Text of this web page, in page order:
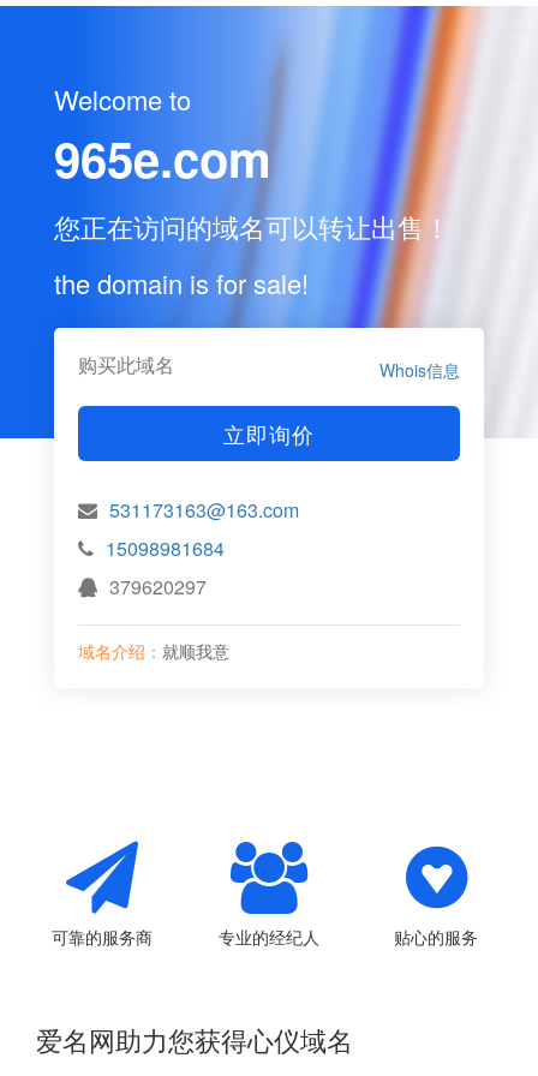
Welcome to
965e.com
您正在访问的域名可以转让出售！
the domain is for sale!
购买此域名 Whois信息
立即询价
531173163@163.com
15098981684
379620297
域名介绍： 就顺我意
可靠的服务商 专业的经纪人 贴心的服务
爱名网助力您获得心仪域名